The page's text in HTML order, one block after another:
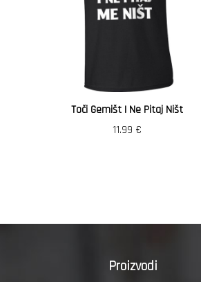
Toči Gemišt I Ne Pitaj Ništ
11.99 €
Proizvodi